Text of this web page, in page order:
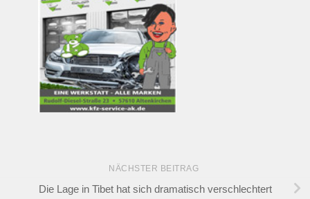
NÄCHSTER BEITRAG
Die Lage in Tibet hat sich dramatisch verschlechtert